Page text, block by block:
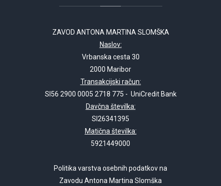
ZAVOD ANTONA MARTINA SLOMŠKA
Naslov:
Vrbanska cesta 30
2000 Maribor
Transakcijski račun:
SI56 2900 0005 2718 775 - UniCredit Bank
Davčna številka:
SI26341395
Matična številka:
5921449000
Politika varstva osebnih podatkov na
Zavodu Antona Martina Slomška